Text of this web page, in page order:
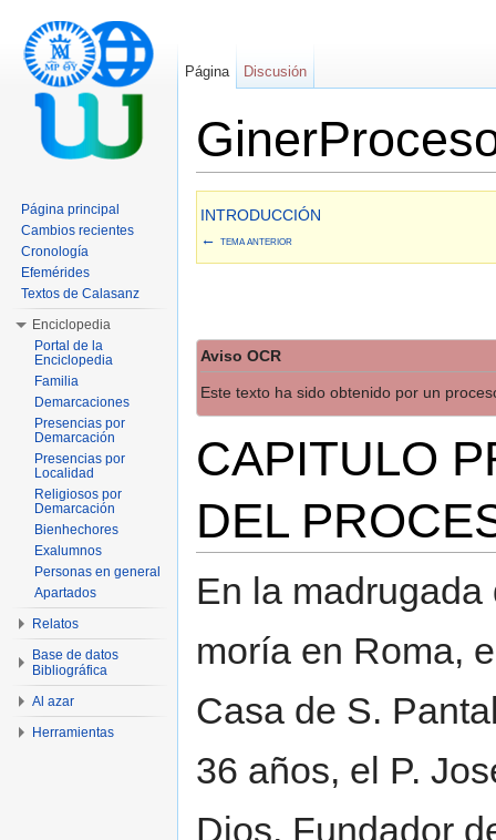
INTRODUCCIÓN
← TEMA ANTERIOR
Aviso OCR
Este texto ha sido obtenido por un
CAPITULO
DEL
En la
moría en Roma,
Casa de S.
36 años, el P.
Dios, Fundador
Página Discusión
Página principal
Cambios recientes
Cronología
Efemérides
Textos de Calasanz
Enciclopedia
Portal de la
Enciclopedia
Familia
Demarcaciones
Presencias por
Demarcación
Presencias por
Localidad
Religiosos por
Demarcación
Bienhechores
Exalumnos
Personas en general
Apartados
Relatos
Base de datos
Bibliográfica
Al azar
Herramientas